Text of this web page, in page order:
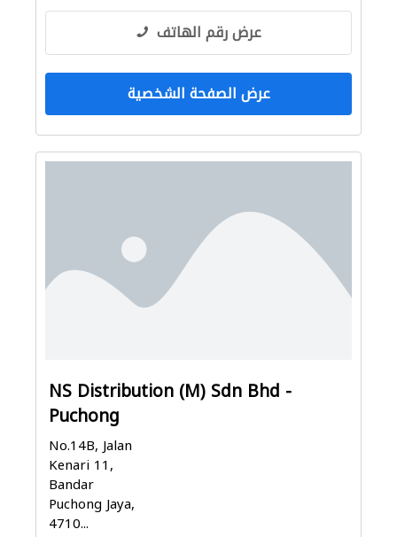
عرض رقم الهاتف
عرض الصفحة الشخصية
NS Distribution (M) Sdn Bhd -
Puchong
No.14B, Jalan
Kenari 11,
Bandar
Puchong Jaya,
4710...